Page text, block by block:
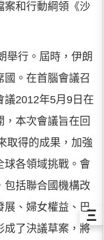
案和行動綱領《沙
舉行。屆時，伊朗
國。在首腦會議召
議2012年5月9日在
本次會議旨在回
取得的成果，加強
球各領域挑戰。會
包括聯合國機構改
展、婦女權益、巴
成了決議草案，將
Ξ